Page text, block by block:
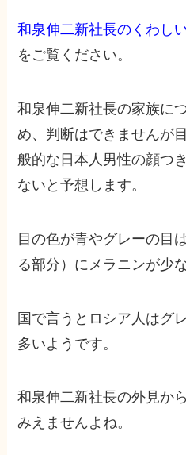
和泉伸二新社長のくわし
をご覧ください。
和泉伸二新社長の家族に
め、判断はできませんが
般的な日本人男性の顔つ
ないと予想します。
目の色が青やグレーの目
る部分）にメラニンが少
国で言うとロシア人はグ
多いようです。
和泉伸二新社長の外見か
みえませんよね。